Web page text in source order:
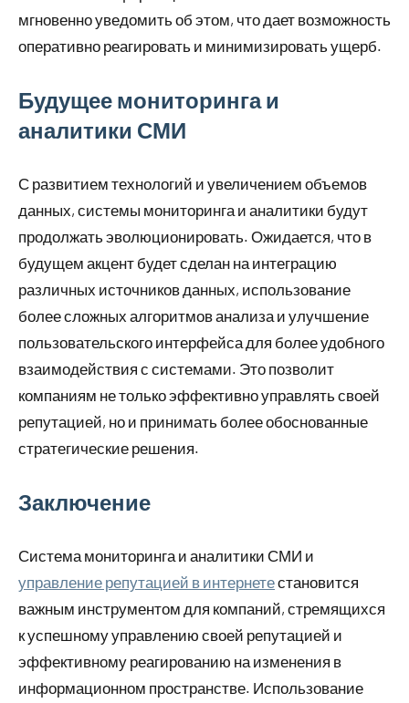
мгновенно уведомить об этом, что дает возможность
оперативно реагировать и минимизировать ущерб.
Будущее мониторинга и
аналитики СМИ
С развитием технологий и увеличением объемов
данных, системы мониторинга и аналитики будут
продолжать эволюционировать. Ожидается, что в
будущем акцент будет сделан на интеграцию
различных источников данных, использование
более сложных алгоритмов анализа и улучшение
пользовательского интерфейса для более удобного
взаимодействия с системами. Это позволит
компаниям не только эффективно управлять своей
репутацией, но и принимать более обоснованные
стратегические решения.
Заключение
Система мониторинга и аналитики СМИ и
управление репутацией в интернетестановится
важным инструментом для компаний, стремящихся
к успешному управлению своей репутацией и
эффективному реагированию на изменения в
информационном пространстве. Использование